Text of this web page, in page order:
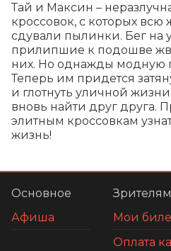
Тай и Максин –
кроссовок, с которых всю
сдували пылинки. Бег на
прилипшие к подошве
них. Но однажды модную
Теперь им придется
и глотнуть уличной
вновь найти друг друга.
элитным кроссовкам
жизнь!
Основное
Афиша
Зрителям
Мои
Оплата